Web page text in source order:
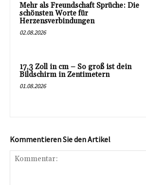
Mehr als Freundschaft Sprüche: Die
schönsten Worte für
Herzensverbindungen
02.08.2026
17,3 Zoll in cm – So groß ist dein
Bildschirm in Zentimetern
01.08.2026
Kommentieren Sie den Artikel